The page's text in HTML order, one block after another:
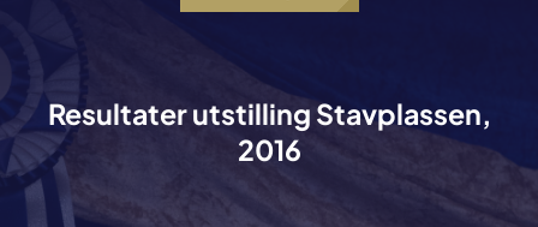
Resultater utstilling Stavplassen,
2016